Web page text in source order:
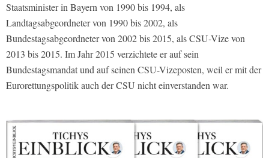
Staatsminister in Bayern von 1990 bis 1994, als
Landtagsabgeordneter von 1990 bis 2002, als
Bundestagsabgeordneter von 2002 bis 2015, als CSU-Vize von
2013 bis 2015. Im Jahr 2015 verzichtete er auf sein
Bundestagsmandat und auf seinen CSU-Vizeposten, weil er mit der
Eurorettungspolitik auch der CSU nicht einverstanden war.